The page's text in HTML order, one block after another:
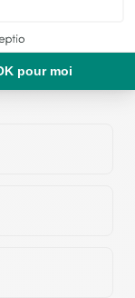
le réseau